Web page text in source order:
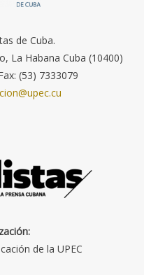
de Cuba.
La Habana Cuba (10400)
(53) 7333079
de la UPEC